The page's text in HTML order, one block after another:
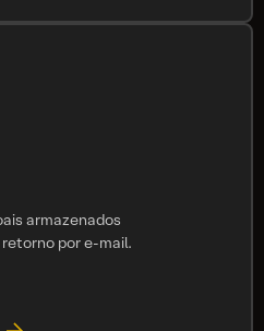
armazenados
por e-mail.